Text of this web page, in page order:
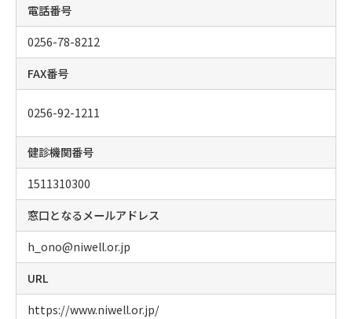
電話番号
0256-78-8212
FAX番号
0256-92-1211
健診機関番号
1511310300
窓口となるメールアドレス
h_ono@niwell.or.jp
URL
https://www.niwell.or.jp/